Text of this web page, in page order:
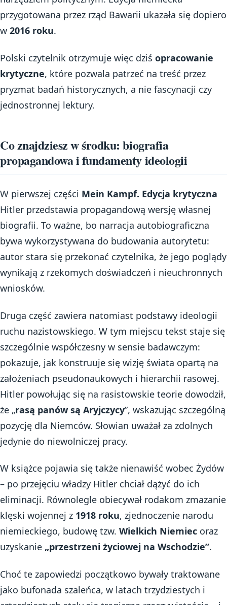
przygotowana przez rząd Bawarii ukazała się dopiero
w 2016 roku.
Polski czytelnik otrzymuje więc dziś opracowanie
krytyczne, które pozwala patrzeć na treść przez
pryzmat badań historycznych, a nie fascynacji czy
jednostronnej lektury.
Co znajdziesz w środku: biografia
propagandowa i fundamenty ideologii
W pierwszej części Mein Kampf. Edycja krytyczna
Hitler przedstawia propagandową wersję własnej
biografii. To ważne, bo narracja autobiograficzna
bywa wykorzystywana do budowania autorytetu:
autor stara się przekonać czytelnika, że jego poglądy
wynikają z rzekomych doświadczeń i nieuchronnych
wniosków.
Druga część zawiera natomiast podstawy ideologii
ruchu nazistowskiego. W tym miejscu tekst staje się
szczególnie współczesny w sensie badawczym:
pokazuje, jak konstruuje się wizję świata opartą na
założeniach pseudonaukowych i hierarchii rasowej.
Hitler powołując się na rasistowskie teorie dowodził,
że „rasą panów są Aryjczycy”, wskazując szczególną
pozycję dla Niemców. Słowian uważał za zdolnych
jedynie do niewolniczej pracy.
W książce pojawia się także nienawiść wobec Żydów
– po przejęciu władzy Hitler chciał dążyć do ich
eliminacji. Równolegle obiecywał rodakom zmazanie
klęski wojennej z 1918 roku, zjednoczenie narodu
niemieckiego, budowę tzw. Wielkich Niemiec oraz
uzyskanie „przestrzeni życiowej na Wschodzie”.
Choć te zapowiedzi początkowo bywały traktowane
jako bufonada szaleńca, w latach trzydziestych i